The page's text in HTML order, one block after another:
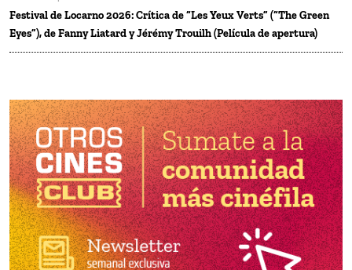
Festival de Locarno 2026: Crítica de “Les Yeux Verts” (“The Green
Eyes”), de Fanny Liatard y Jérémy Trouilh (Película de apertura)